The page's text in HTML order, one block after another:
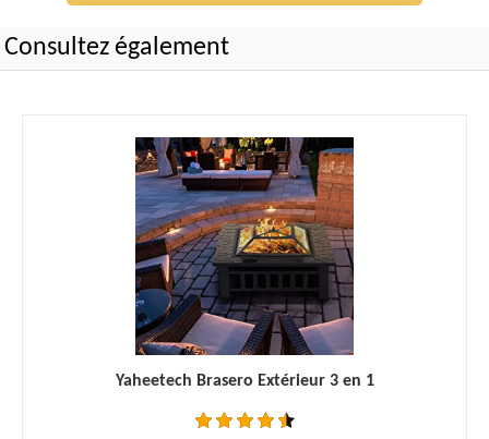
Consultez également
Yaheetech Brasero Extérieur 3 en 1